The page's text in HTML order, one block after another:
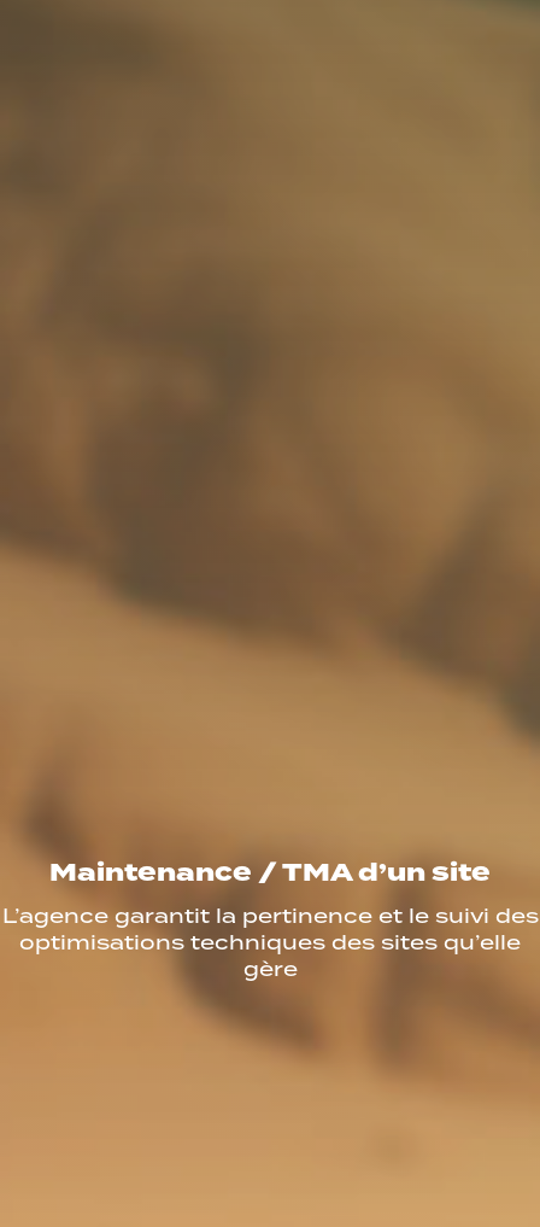
Maintenance / TMA d’un site
L’agence garantit la pertinence et le suivi des
optimisations techniques des sites qu’elle
gère